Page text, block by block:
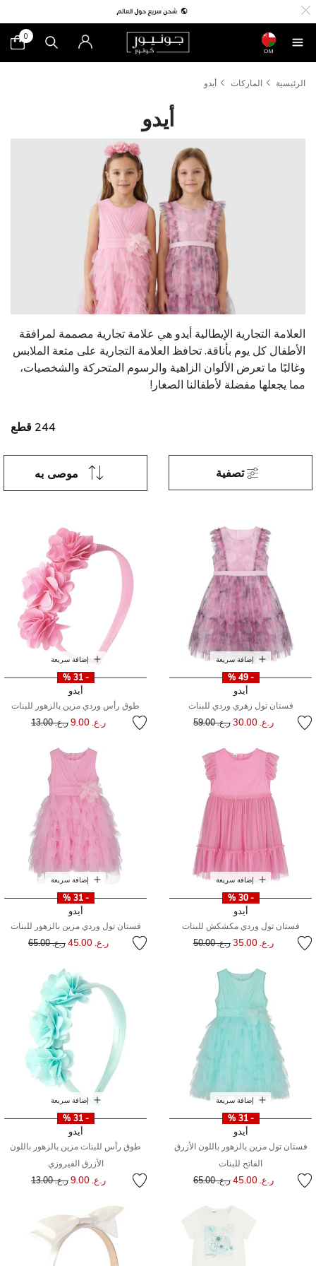
OM
0
الرئيسية الماركات أيدو
أيدو
العلامة التجارية الإيطالية أيدو هي علامة تجارية مصممة لمرافقة
الأطفال كل يوم بأناقة. تحافظ العلامة التجارية على متعة الملابس
وغالبًا ما تعرض الألوان الزاهية والرسوم المتحركة والشخصيات،
مما يجعلها مفضلة لأطفالنا الصغار!
244 قطع
موصى به تصفية
إضافة سريعة
- 49 %
أيدو
فستان تول زهري وردي للبنات
ر.ع. 30.00 سعر مخفض منر.ع. 59.00
إضافة سريعة
- 31 %
أيدو
طوق رأس وردي مزين بالزهور للبنات
ر.ع. 9.00 سعر مخفض من
ر.ع. 13.00 إلى
إضافة سريعة
- 30 %
أيدو
فستان تول وردي مكشكش للبنات
ر.ع. 35.00 سعر مخفض منر.ع. 50.00
إضافة سريعة
- 31 %
أيدو
فستان تول وردي مزين بالزهور للبنات
ر.ع. 45.00 سعر مخفض من
ر.ع. 65.00 إلى
إضافة سريعة
- 31 %
أيدو
فستان تول مزين بالزهور باللون الأزرق
الفاتح للبنات
ر.ع. 45.00 سعر مخفض منر.ع. 65.00
إضافة سريعة
- 31 %
أيدو
طوق رأس للبنات مزين بالزهور باللون
الأزرق الفيروزي
ر.ع. 9.00 سعر مخفض من
ر.ع. 13.00 إلى